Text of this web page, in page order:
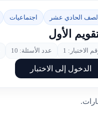
الصف الحادي عشر اجتماعيات
الأول
الاختبار: 1 عدد الأسئلة: 10
الدخول إلى الاختبار